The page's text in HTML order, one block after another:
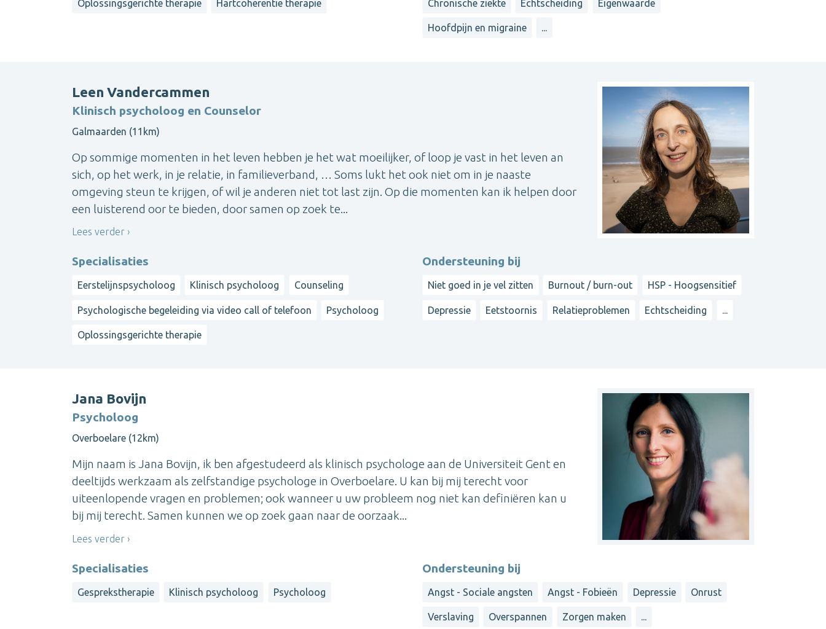
Oplossingsgerichte therapie Hartcoherentie therapie Chronische ziekte Echtscheiding Eigenwaarde
Hoofdpijn en migraine ...
Leen Vandercammen
Klinisch psycholoog en Counselor
Galmaarden (11km)
Op sommige momenten in het leven hebben je het wat moeilijker, of loop je vast in het leven an
sich, op het werk, in je relatie, in familieverband, … Soms lukt het ook niet om in je naaste
omgeving steun te krijgen, of wil je anderen niet tot last zijn. Op die momenten kan ik helpen door
een luisterend oor te bieden, door samen op zoek te...
Lees verder
Specialisaties
Eerstelijnspsycholoog Klinisch psycholoog Counseling
Psychologische begeleiding via video call of telefoon Psycholoog
Oplossingsgerichte therapie
Ondersteuning bij
Niet goed in je vel zitten Burnout / burn-out HSP - Hoogsensitief
Depressie Eetstoornis Relatieproblemen Echtscheiding ...
Jana Bovijn
Psycholoog
Overboelare (12km)
Mijn naam is Jana Bovijn, ik ben afgestudeerd als klinisch psychologe aan de Universiteit Gent en
deeltijds werkzaam als zelfstandige psychologe in Overboelare. U kan bij mij terecht voor
uiteenlopende vragen en problemen; ook wanneer u uw probleem nog niet kan definiëren kan u
bij mij terecht. Samen kunnen we op zoek gaan naar de oorzaak...
Lees verder
Specialisaties
Gesprekstherapie Klinisch psycholoog Psycholoog
Ondersteuning bij
Angst - Sociale angsten Angst - Fobieën Depressie Onrust
Verslaving Overspannen Zorgen maken ...